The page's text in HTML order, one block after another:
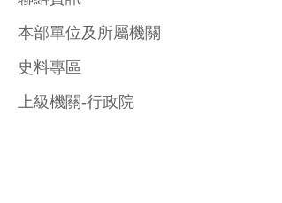
本部單位及所屬機關
史料專區
上級機關-行政院